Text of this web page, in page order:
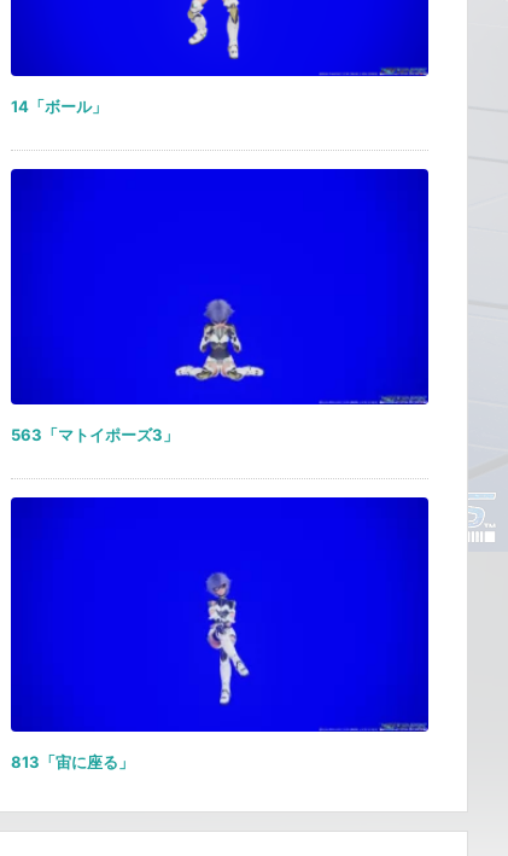
14「ボール」
563「マトイポーズ3」
813「宙に座る」